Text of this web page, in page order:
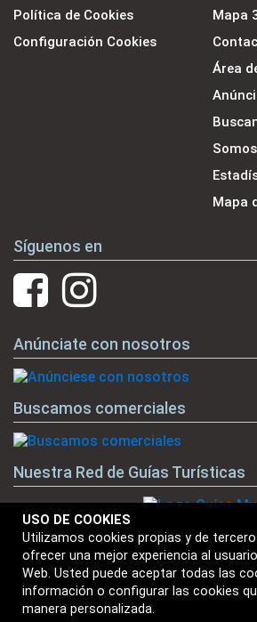
USO DE COOKIES
Utilizamos cookies propias y de
ofrecer una mejor experiencia al
Web. Usted puede aceptar todas las
información o configurar las cookies
manera personalizada.
Política de Cookies
Configuración Cookies
Mapa
Área
Mapa
Síguenos en
Anúnciate con nosotros
Buscamos comerciales
Nuestra Red de Guías Turísticas
Nuestras Marcas